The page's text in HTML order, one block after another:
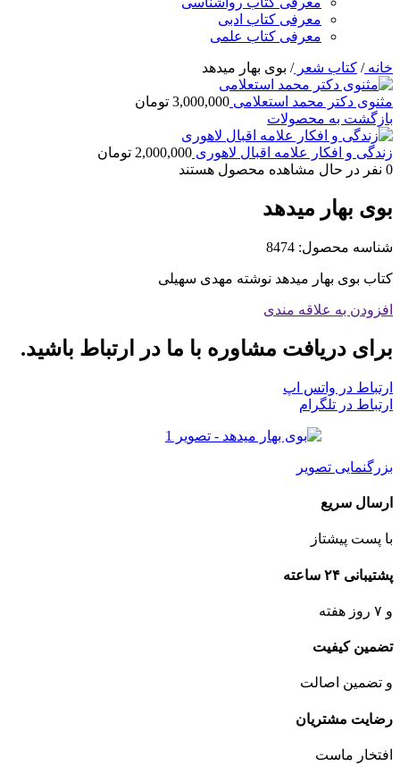
معرفی کتاب ادبی
معرفی کتاب علمی
خانه/ کتاب شعر/ بوی بهار میدهد
مثنوی دکتر محمد استعلامی 3,000,000 تومان
بازگشت به محصولات
زندگی و افکار علامه اقبال لاهوری 2,000,000 تومان
0 نفر در حال مشاهده محصول هستند
بوی بهار میدهد
شناسه محصول: 8474
کتاب بوی بهار میدهد نوشته مهدی سهیلی
افزودن به علاقه مندی
برای دریافت مشاوره با ما در ارتباط باشید.
ارتباط در واتس اپ
ارتباط در تلگرام
بزرگنمایی تصویر
ارسال سریع
با پست پیشتاز
پشتیبانی ۲۴ ساعته
و ۷ روز هفته
تضمین کیفیت
و تضمین اصالت
رضایت مشتریان
افتخار ماست